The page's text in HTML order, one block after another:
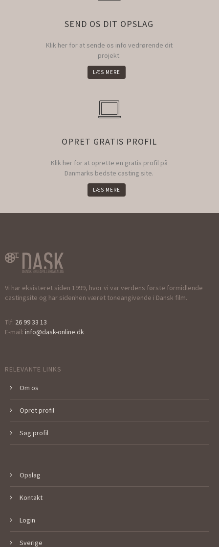
SEND OS DIT OPSLAG
Klik her for at sende os info vedrørende dit
projekt.
LÆS MERE
OPRET GRATIS PROFIL
Klik her for at oprette en gratis profil på
Danmarks bedste casting site.
LÆS MERE
Vi har eksisteret siden 1999, hvor vi var verdens første formidlende
castingsite og har sidenhen været toneangivende i Dansk film.
Tlf: 26 99 33 13
E-mail: info@dask-online.dk
RELEVANTE LINKS
Om os
Opret profil
Søg profil
Opslag
Kontakt
Login
Sverige